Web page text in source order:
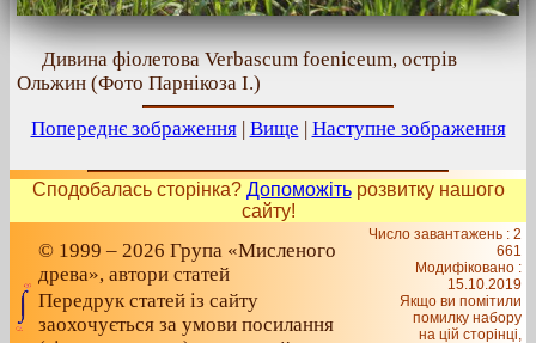
Дивина фіолетова Verbascum foeniceum, острів
Ольжин (Фото Парнікоза І.)
Попереднє зображення| Вище | Наступне зображення
Сподобалась сторінка? Допоможітьрозвитку нашого
сайту!
© 1999 – 2026 Група «Мисленого
древа», автори статей
Передрук статей із сайту
заохочується за умови посилання
Число завантажень : 2
661
Модифіковано :
15.10.2019
Якщо ви помітили
помилку набору
на цiй сторiнцi,